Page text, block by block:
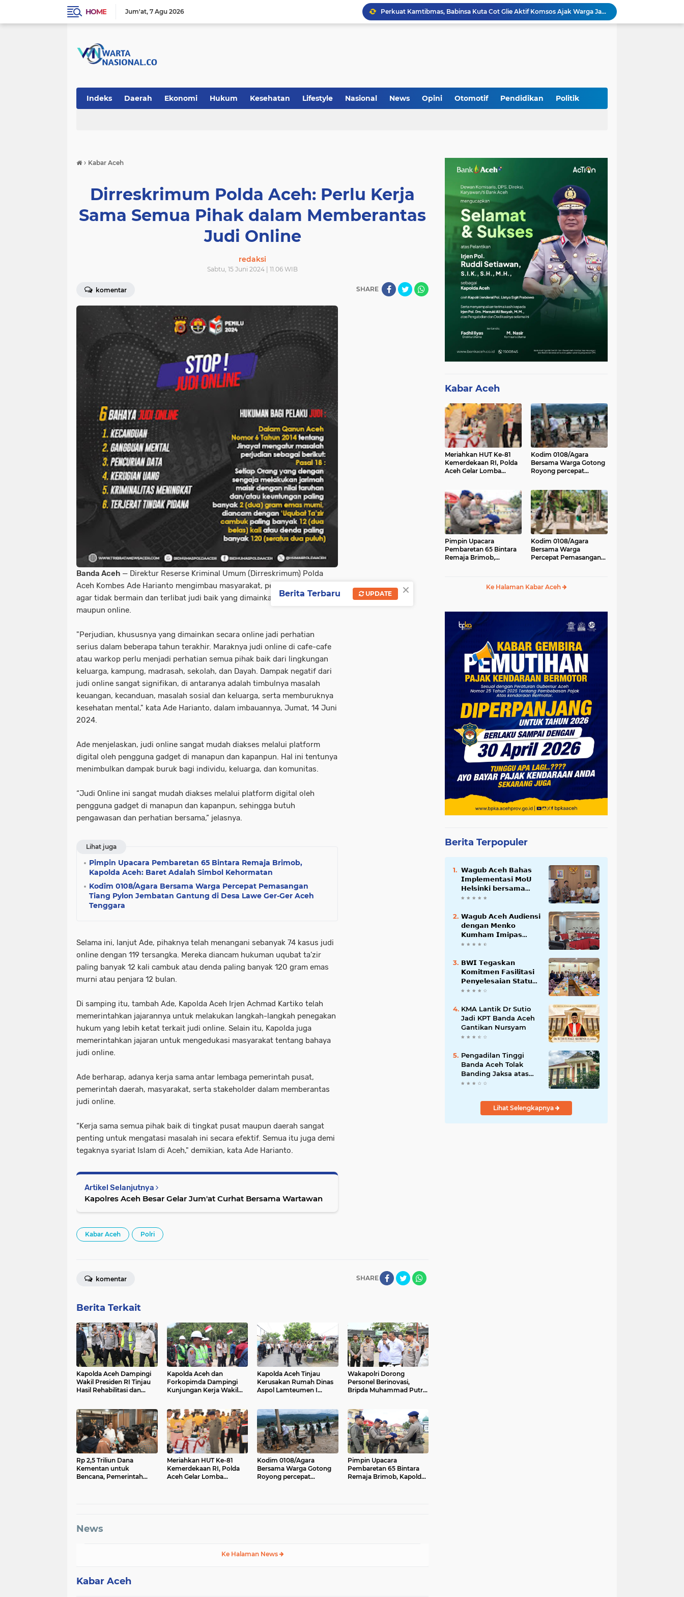
HOME Jum'at 7 Agu 2026
Kodim 0108/Agara Bersama Warga Gotong Royong percepat pembangunan Jembatan Gantung di Desa Gulo Aceh Tenggara
Babinsa Sukamakmur Tanamkan Semangat Belajar, Hadir Langsung di SMAN 1 untuk Motivasi Siswa
Babinsa Lembah Seulawah Perkuat Sinergi dengan Tenaga Pendidik, Tekankan Pencegahan Kenakalan Remaja dan Bahaya Narkoba
Indeks Daerah Ekonomi Hukum Kesehatan Lifestyle Nasional News Opini Otomotif Pendidikan Politik
› Kabar Aceh
Dirreskrimum Polda Aceh: Perlu Kerja
Sama Semua Pihak dalam Memberantas
Judi Online
redaksi
Sabtu, 15 Juni 2024 | 11.06 WIB
komentar SHARE
Banda Aceh — Direktur Reserse Kriminal Umum (Dirreskrimum) Polda
Aceh Kombes Ade Harianto mengimbau masyarakat, pemuda, dan pelajar
agar tidak bermain dan terlibat judi baik yang dimainkan secara langsung
maupun online.
"Perjudian, khususnya yang dimainkan secara online jadi perhatian
serius dalam beberapa tahun terakhir. Maraknya judi online di cafe-cafe
atau warkop perlu menjadi perhatian semua pihak baik dari lingkungan
keluarga, kampung, madrasah, sekolah, dan Dayah. Dampak negatif dari
judi online sangat signifikan, di antaranya adalah timbulnya masalah
keuangan, kecanduan, masalah sosial dan keluarga, serta memburuknya
kesehatan mental," kata Ade Harianto, dalam imbauannya, Jumat, 14 Juni
2024.
Ade menjelaskan, judi online sangat mudah diakses melalui platform
digital oleh pengguna gadget di manapun dan kapanpun. Hal ini tentunya
menimbulkan dampak buruk bagi individu, keluarga, dan komunitas.
“Judi Online ini sangat mudah diakses melalui platform digital oleh
pengguna gadget di manapun dan kapanpun, sehingga butuh
pengawasan dan perhatian bersama,” jelasnya.
Lihat juga
Pimpin Upacara Pembaretan 65 Bintara Remaja Brimob,
Kapolda Aceh: Baret Adalah Simbol Kehormatan
Kodim 0108/Agara Bersama Warga Percepat Pemasangan
Tiang Pylon Jembatan Gantung di Desa Lawe Ger-Ger Aceh
Tenggara
Selama ini, lanjut Ade, pihaknya telah menangani sebanyak 74 kasus judi
online dengan 119 tersangka. Mereka diancam hukuman uqubat ta’zir
paling banyak 12 kali cambuk atau denda paling banyak 120 gram emas
murni atau penjara 12 bulan.
Di samping itu, tambah Ade, Kapolda Aceh Irjen Achmad Kartiko telah
memerintahkan jajarannya untuk melakukan langkah-langkah penegakan
hukum yang lebih ketat terkait judi online. Selain itu, Kapolda juga
memerintahkan jajaran untuk mengedukasi masyarakat tentang bahaya
judi online.
Ade berharap, adanya kerja sama antar lembaga pemerintah pusat,
pemerintah daerah, masyarakat, serta stakeholder dalam memberantas
judi online.
“Kerja sama semua pihak baik di tingkat pusat maupun daerah sangat
penting untuk mengatasi masalah ini secara efektif. Semua itu juga demi
tegaknya syariat Islam di Aceh," demikian, kata Ade Harianto.
Artikel Selanjutnya
Kapolres Aceh Besar Gelar Jum'at Curhat Bersama Wartawan
Kabar Aceh Polri
SHARE
komentar
Berita Terkait
Kapolda Aceh Dampingi
Wakil Presiden RI Tinjau
Hasil Rehabilitasi dan
Kendawi, Gayo Lues
Kapolda Aceh dan
Forkopimda Dampingi
Kunjungan Kerja Wakil
Aceh Tengah
Kapolda Aceh Tinjau
Kerusakan Rumah Dinas
Aspol Lamteumen I
Wakapolri Dorong
Personel Berinovasi,
Bripda Muhammad Putra
Rp 2,5 Triliun Dana
Kementan untuk
Bencana, Pemerintah
Meriahkan HUT Ke-81
Kemerdekaan RI, Polda
Aceh Gelar Lomba
Kodim 0108/Agara
Bersama Warga Gotong
Royong percepat
Pimpin Upacara
Pembaretan 65 Bintara
Remaja Brimob, Kapolda
News
Ke Halaman News
Kabar Aceh
Kabar Aceh
Meriahkan HUT Ke-81
Kemerdekaan RI, Polda
Aceh Gelar Lomba
Kodim 0108/Agara
Bersama Warga Gotong
Royong percepat
Desa Gulo Aceh
Tenggara
Pimpin Upacara
Pembaretan 65 Bintara
Remaja Brimob,
Kodim 0108/Agara
Bersama Warga
Percepat Pemasangan
Ke Halaman Kabar Aceh
Berita Terpopuler
𝗪𝗮𝗴𝘂𝗯 𝗔𝗰𝗲𝗵 𝗕𝗮𝗵𝗮𝘀
𝗜𝗺𝗽𝗹𝗲𝗺𝗲𝗻𝘁𝗮𝘀𝗶 𝗠𝗼𝗨
𝗛𝗲𝗹𝘀𝗶𝗻𝗸𝗶 𝗯𝗲𝗿𝘀𝗮𝗺𝗮
𝗦𝗲𝗸𝗿𝗲𝘁𝗮𝗿𝗶𝗮𝘁 𝗡𝗲𝗴𝗮𝗿𝗮
𝗪𝗮𝗴𝘂𝗯 𝗔𝗰𝗲𝗵 𝗔𝘂𝗱𝗶𝗲𝗻𝘀𝗶
𝗱𝗲𝗻𝗴𝗮𝗻 𝗠𝗲𝗻𝗸𝗼
𝗞𝘂𝗺𝗵𝗮𝗺 𝗜𝗺𝗶𝗽𝗮𝘀
𝗧𝗲𝗿𝗸𝗮𝗶𝘁 𝗦𝘁𝗮𝘁𝘂𝘀 𝗪𝗮𝗸𝗮𝗳
𝗕𝗪𝗜 𝗧𝗲𝗴𝗮𝘀𝗸𝗮𝗻
𝗞𝗼𝗺𝗶𝘁𝗺𝗲𝗻 𝗙𝗮𝘀𝗶𝗹𝗶𝘁𝗮𝘀𝗶
𝗣𝗲𝗻𝘆𝗲𝗹𝗲𝘀𝗮𝗶𝗮𝗻 𝗦𝘁𝗮𝘁𝘂𝘀
𝗪𝗮𝗸𝗮𝗳 𝗕𝗹𝗮𝗻𝗴 𝗣𝗮𝗱𝗮𝗻𝗴
KMA Lantik Dr Sutio
Jadi KPT Banda Aceh
Gantikan Nursyam
Pengadilan Tinggi
Banda Aceh Tolak
Banding Jaksa atas
Putusan Bebas Kasus
Lihat Selengkapnya
×
Berita Terbaru UPDATE